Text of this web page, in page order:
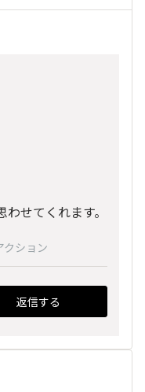
せてくれます。
クション
返信する